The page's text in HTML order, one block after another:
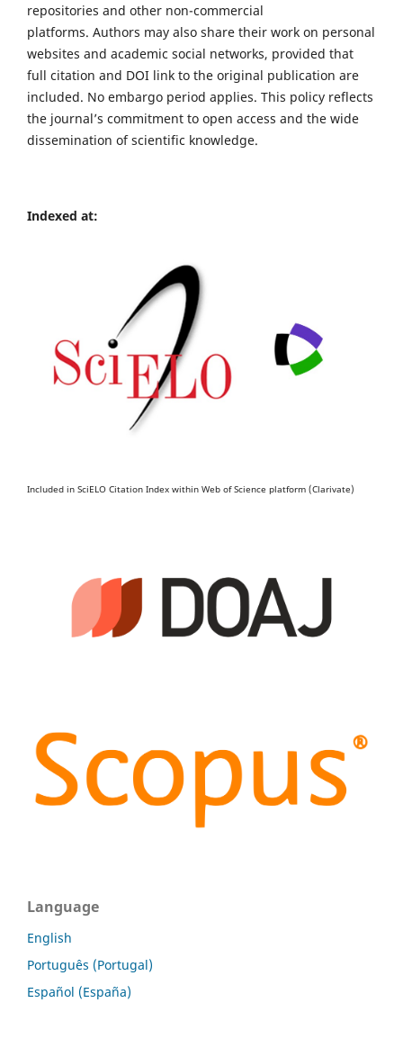
repositories and other non-commercial
platforms. Authors may also share their work on personal
websites and academic social networks, provided that
full citation and DOI link to the original publication are
included. No embargo period applies. This policy reflects
the journal’s commitment to open access and the wide
dissemination of scientific knowledge.
Indexed at:
Included in SciELO Citation Index within Web of Science platform (Clarivate)
Language
English
Português (Portugal)
Español (España)